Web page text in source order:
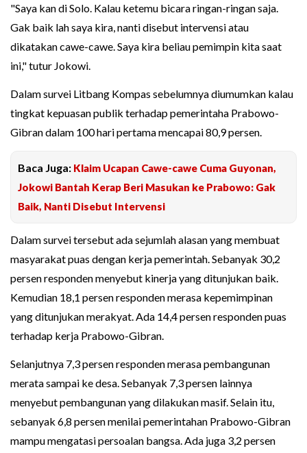
"Saya kan di Solo. Kalau ketemu bicara ringan-ringan saja.
Gak baik lah saya kira, nanti disebut intervensi atau
dikatakan cawe-cawe. Saya kira beliau pemimpin kita saat
ini," tutur Jokowi.
Dalam survei Litbang Kompas sebelumnya diumumkan kalau
tingkat kepuasan publik terhadap pemerintaha Prabowo-
Gibran dalam 100 hari pertama mencapai 80,9 persen.
Baca Juga: Klaim Ucapan Cawe-cawe Cuma Guyonan,
Jokowi Bantah Kerap Beri Masukan ke Prabowo: Gak
Baik, Nanti Disebut Intervensi
Dalam survei tersebut ada sejumlah alasan yang membuat
masyarakat puas dengan kerja pemerintah. Sebanyak 30,2
persen responden menyebut kinerja yang ditunjukan baik.
Kemudian 18,1 persen responden merasa kepemimpinan
yang ditunjukan merakyat. Ada 14,4 persen responden puas
terhadap kerja Prabowo-Gibran.
Selanjutnya 7,3 persen responden merasa pembangunan
merata sampai ke desa. Sebanyak 7,3 persen lainnya
menyebut pembangunan yang dilakukan masif. Selain itu,
sebanyak 6,8 persen menilai pemerintahan Prabowo-Gibran
mampu mengatasi persoalan bangsa. Ada juga 3,2 persen